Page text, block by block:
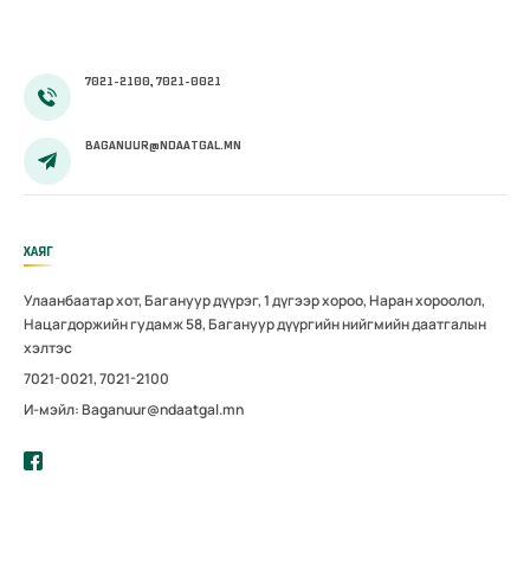
7021-2100, 7021-0021
BAGANUUR@NDAATGAL.MN
ХАЯГ
Улаанбаатар хот, Багануур дүүрэг, 1 дүгээр хороо, Наран хороолол,
Нацагдоржийн гудамж 58, Багануур дүүргийн нийгмийн даатгалын
хэлтэс
7021-0021, 7021-2100
И-мэйл: Baganuur@ndaatgal.mn